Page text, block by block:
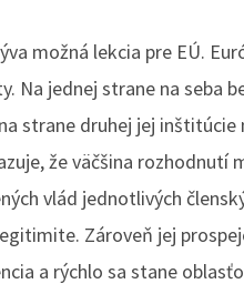
možná lekcia pre EÚ.
Na jednej strane na seba
strane druhej jej
že väčšina rozhodnutí
vlád jednotlivých
Zároveň jej
a rýchlo sa stane